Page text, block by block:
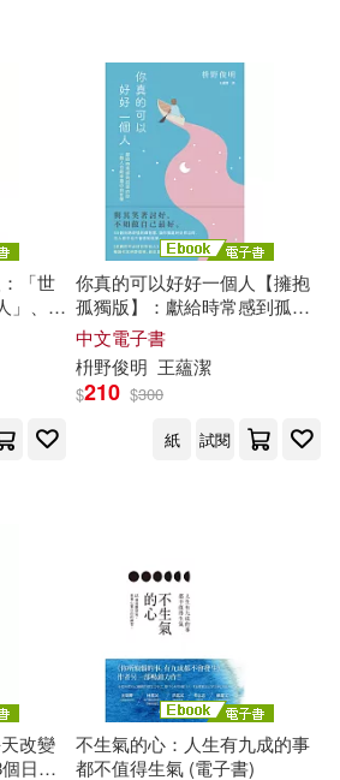
「世
、
都不
受傷
書)
你真的可以好好一個人【擁抱
孤獨版】：獻給時常感到孤單
的你，一個人也能幸福の「自
在學」。55個消除煩惱的禪智
慧，讓你獨處時安然自得，在
人群中也不會感到孤單。 (電子
中文電子書
枡野俊明 王蘊潔
$210 $300
紙
試閱
改變
日常
不生氣的心：人生有九成的事
都不值得生氣 (電子書)